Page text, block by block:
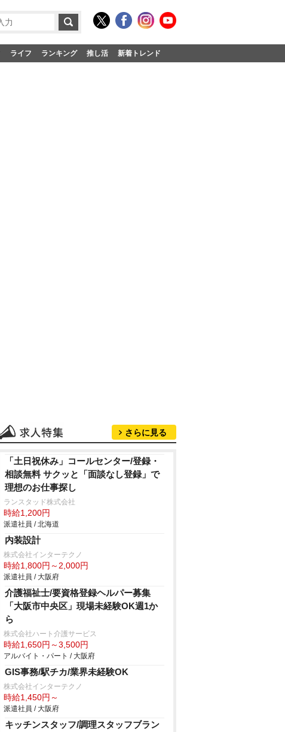
ライフ ランキング 推し活 新着トレンド
さらに見る
「土日祝休み」コールセンター/登録・
相談無料 サクッと「面談なし登録」で
理想のお仕事探し
ランスタッド株式会社
時給1,200円
派遣社員 / 北海道
内装設計
株式会社インターテクノ
時給1,800円～2,000円
派遣社員 / 大阪府
介護福祉士/要資格登録ヘルパー募集
「大阪市中央区」現場未経験OK週1か
ら
株式会社ハート介護サービス
時給1,650円～3,500円
アルバイト・パート / 大阪府
GIS事務/駅チカ/業界未経験OK
株式会社インターテクノ
時給1,450円～
派遣社員 / 大阪府
キッチンスタッフ/調理スタッフブラン